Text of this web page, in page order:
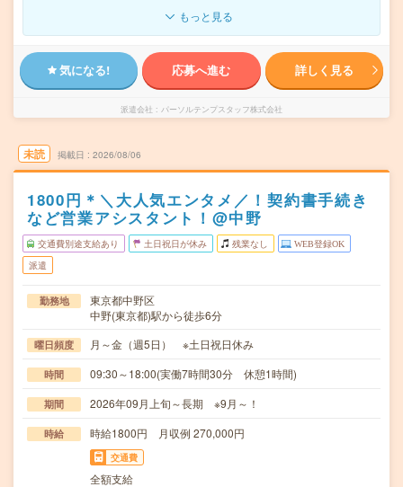
もっと見る
気になる! 応募へ進む 詳しく見る
派遣会社 パーソルテンプスタッフ株式会社
未読 掲載日 2026/08/06
1800円＊＼大人気エンタメ／！契約書手続き
など営業アシスタント！@中野
交通費別途支給あり 土日祝日が休み 残業なし WEB登録OK
派遣
勤務地
東京都中野区
中野(東京都)駅から徒歩6分
曜日頻度 月～金（週5日） ※土日祝日休み
時間 09:30～18:00(実働7時間30分 休憩1時間)
期間 2026年09月上旬～長期 ※9月～！
時給 時給1800円 月収例 270,000円
交通費
全額支給